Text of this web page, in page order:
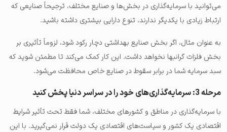
می‌توانید با سرمایه‌گذاری در بخش‌ها و صنایع مختلف، ترجیحاً صنایعی که
ارتباط زیادی با یکدیگر ندارند، تنوع دارایی بیشتری داشته باشید.
به عنوان مثال، اگر بخش صنایع بهداشتی دچار رکود شود، لزوماً تأثیری بر
بخش فلزات گرانبها نخواهد داشت. این کار کمک می‌کند تا مطمئن شوید که
سبد سرمایه شما در برابر سقوط در صنایع خاص محافظت می‌شود.
مرحله 3: سرمایه‌گذاری‌های خود را در سراسر دنیا پخش کنید
با سرمایه‌گذاری در مناطق و کشورهای مختلف، شما فقط تحت تأثیر شرایط
اقتصادی یک کشور و سیاست‌های اقتصادی یک دولت قرار نمی‌گیرید. با این